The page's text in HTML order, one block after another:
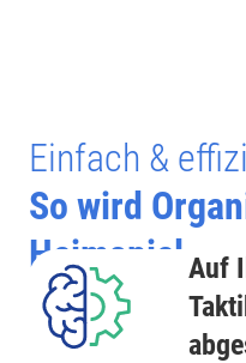
Einfach &
So wird
HeimspielAuf